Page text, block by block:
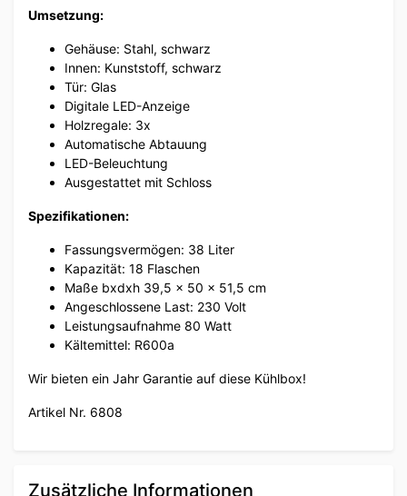
Umsetzung:
Gehäuse: Stahl, schwarz
Innen: Kunststoff, schwarz
Tür: Glas
Digitale LED-Anzeige
Holzregale: 3x
Automatische Abtauung
LED-Beleuchtung
Ausgestattet mit Schloss
Spezifikationen:
Fassungsvermögen: 38 Liter
Kapazität: 18 Flaschen
Maße bxdxh 39,5 x 50 x 51,5 cm
Angeschlossene Last: 230 Volt
Leistungsaufnahme 80 Watt
Kältemittel: R600a
Wir bieten ein Jahr Garantie auf diese Kühlbox!
Artikel Nr. 6808
Zusätzliche Informationen